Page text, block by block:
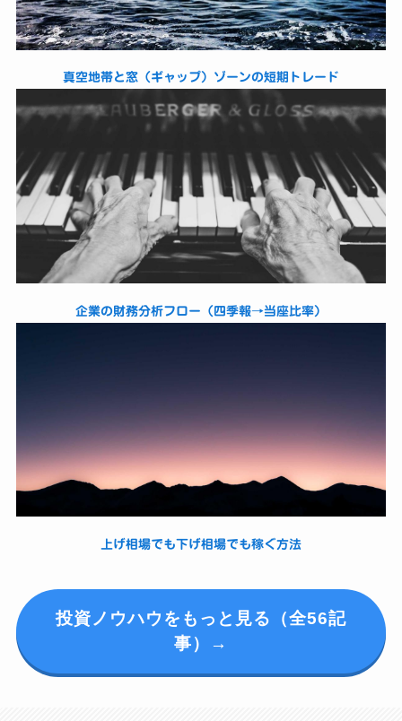
真空地帯と窓（ギャップ）ゾーンの短期トレード
企業の財務分析フロー（四季報→当座比率）
上げ相場でも下げ相場でも稼ぐ方法
投資ノウハウをもっと見る（全56記
事）→